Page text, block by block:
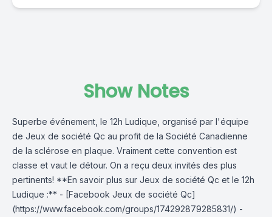
Show Notes
Superbe événement, le 12h Ludique, organisé par l'équipe
de Jeux de société Qc au profit de la Société Canadienne
de la sclérose en plaque. Vraiment cette convention est
classe et vaut le détour. On a reçu deux invités des plus
pertinents! **En savoir plus sur Jeux de société Qc et le 12h
Ludique :** - [Facebook Jeux de société Qc]
(https://www.facebook.com/groups/174292879285831/) -